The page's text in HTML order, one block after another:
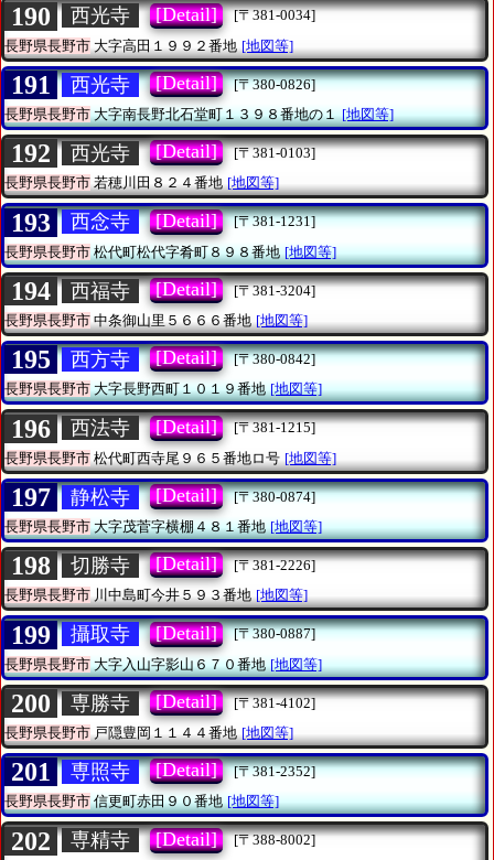
190 西光寺 [Detail]
[〒381-0034]
長野県長野市 大字高田１９９２番地 [地図等]
191 西光寺 [Detail]
[〒380-0826]
長野県長野市大字南長野北石堂町１３９８番地の１ [地図等]
192 西光寺 [Detail]
[〒381-0103]
長野県長野市若穂川田８２４番地 [地図等]
193 西念寺 [Detail]
[〒381-1231]
長野県長野市松代町松代字肴町８９８番地 [地図等]
194 西福寺 [Detail]
[〒381-3204]
長野県長野市中条御山里５６６６番地 [地図等]
195 西方寺 [Detail]
[〒380-0842]
長野県長野市大字長野西町１０１９番地 [地図等]
196 西法寺 [Detail]
[〒381-1215]
長野県長野市 松代町西寺尾９６５番地ロ号 [地図等]
197 静松寺 [Detail]
[〒380-0874]
長野県長野市大字茂菅字横棚４８１番地 [地図等]
198 切勝寺 [Detail]
[〒381-2226]
長野県長野市川中島町今井５９３番地 [地図等]
199 攝取寺 [Detail]
[〒380-0887]
長野県長野市大字入山字影山６７０番地 [地図等]
200 専勝寺 [Detail]
[〒381-4102]
長野県長野市戸隠豊岡１１４４番地 [地図等]
201 専照寺 [Detail]
[〒381-2352]
長野県長野市信更町赤田９０番地 [地図等]
202 専精寺 [Detail]
[〒388-8002]